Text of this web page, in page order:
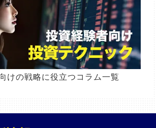
けの戦略に役立つコラム一覧